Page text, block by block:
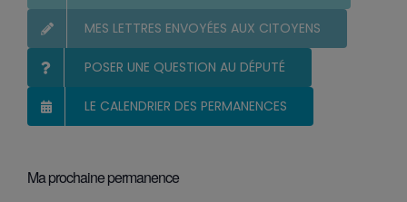
MES LETTRES ENVOYÉES AUX CITOYENS
POSER UNE QUESTION AU DÉPUTÉ
LE CALENDRIER DES PERMANENCES
Ma prochaine permanence